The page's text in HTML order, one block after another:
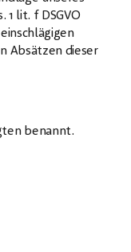
1 lit. f DSGVO
Absätzen dieser
benannt.